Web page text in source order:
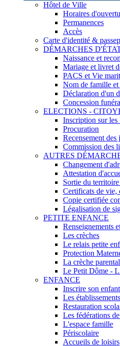
Hôtel de Ville
Horaires
Permanences
Accès
Carte d'identité &
DÉMARCHES
Naissance et
Mariage et livret
PACS et Vie
Nom de famille et
Déclaration d'un
Concession
ELECTIONS -
Inscription sur les
Procuration
Recensement des
Commission des
AUTRES
Changement
Attestation
Sortie du
Certificats de vie,
Copie certifiée
Légalisation de
PETITE ENFANCE
Renseignements
Les crèches
Le relais petite
Protection
La crèche
Le Petit Dôme -
ENFANCE
Inscrire son
Les
Restauration
Les fédérations
L'espace famille
Périscolaire
Accueils de loisirs